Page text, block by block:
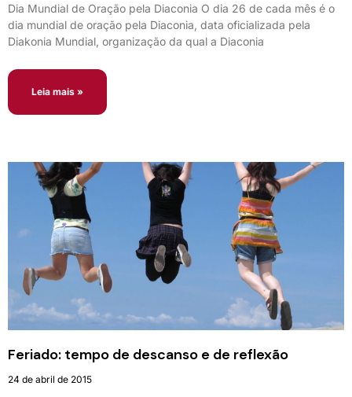
Dia Mundial de Oração pela Diaconia O dia 26 de cada mês é o
dia mundial de oração pela Diaconia, data oficializada pela
Diakonia Mundial, organização da qual a Diaconia
Leia mais »
Feriado: tempo de descanso e de reflexão
24 de abril de 2015